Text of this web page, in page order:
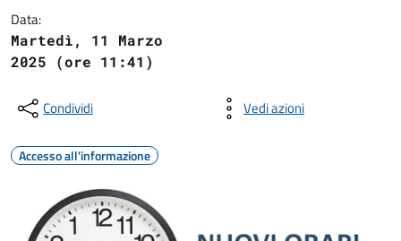
Data:
Martedì, 11 Marzo
2025 (ore 11:41)
Condividi Vedi azioni
Accesso all'informazione